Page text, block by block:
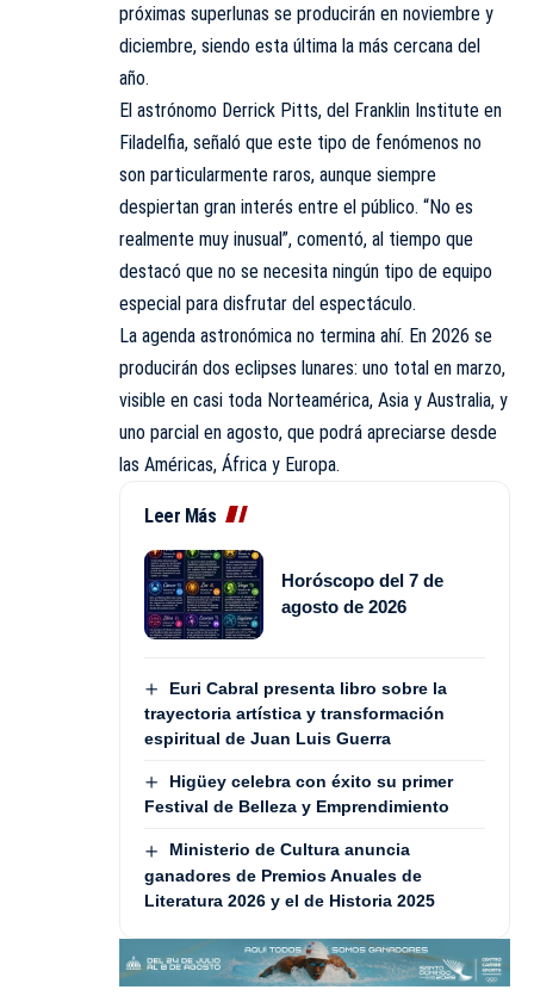
próximas superlunas se producirán en noviembre y
diciembre, siendo esta última la más cercana del
año.
El astrónomo Derrick Pitts, del Franklin Institute en
Filadelfia, señaló que este tipo de fenómenos no
son particularmente raros, aunque siempre
despiertan gran interés entre el público. “No es
realmente muy inusual”, comentó, al tiempo que
destacó que no se necesita ningún tipo de equipo
especial para disfrutar del espectáculo.
La agenda astronómica no termina ahí. En 2026 se
producirán dos eclipses lunares: uno total en marzo,
visible en casi toda Norteamérica, Asia y Australia, y
uno parcial en agosto, que podrá apreciarse desde
las Américas, África y Europa.
Leer Más
Horóscopo del 7 de
agosto de 2026
Euri Cabral presenta libro sobre la
trayectoria artística y transformación
espiritual de Juan Luis Guerra
Higüey celebra con éxito su primer
Festival de Belleza y Emprendimiento
Ministerio de Cultura anuncia
ganadores de Premios Anuales de
Literatura 2026 y el de Historia 2025